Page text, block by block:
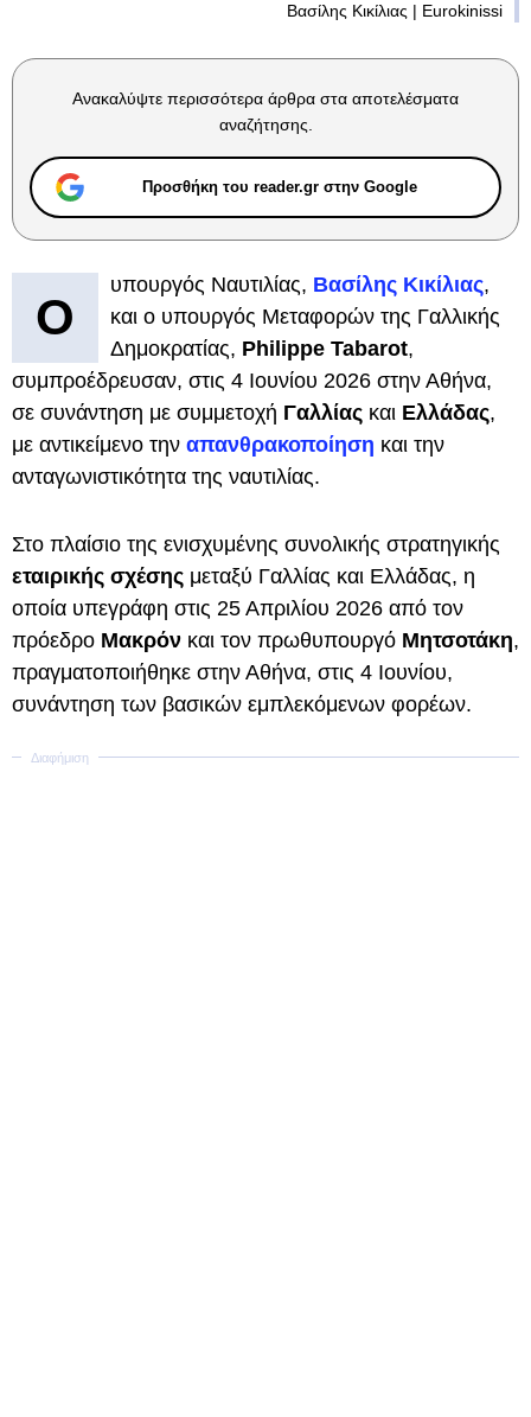
Βασίλης Κικίλιας | Eurokinissi
Ανακαλύψτε περισσότερα άρθρα στα αποτελέσματα
αναζήτησης.
Προσθήκη του reader.gr στην Google
Ο
υπουργός Ναυτιλίας, Βασίλης Κικίλιας,
και ο υπουργός Μεταφορών της Γαλλικής
Δημοκρατίας, Philippe Tabarot,
συμπροέδρευσαν, στις 4 Ιουνίου 2026 στην Αθήνα,
σε συνάντηση με συμμετοχή Γαλλίας και Ελλάδας,
με αντικείμενο την απανθρακοποίηση και την
ανταγωνιστικότητα της ναυτιλίας.
Στο πλαίσιο της ενισχυμένης συνολικής στρατηγικής
εταιρικής σχέσης μεταξύ Γαλλίας και Ελλάδας, η
οποία υπεγράφη στις 25 Απριλίου 2026 από τον
πρόεδρο Μακρόν και τον πρωθυπουργό Μητσοτάκη,
πραγματοποιήθηκε στην Αθήνα, στις 4 Ιουνίου,
συνάντηση των βασικών εμπλεκόμενων φορέων.